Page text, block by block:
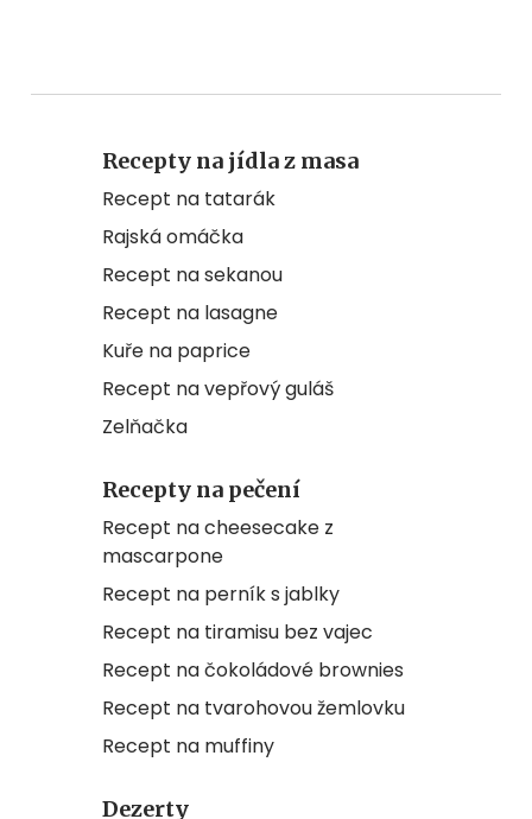
Recepty na jídla z masa
Recept na tatarák
Rajská omáčka
Recept na sekanou
Recept na lasagne
Kuře na paprice
Recept na vepřový guláš
Zelňačka
Recepty na pečení
Recept na cheesecake z
mascarpone
Recept na perník s jablky
Recept na tiramisu bez vajec
Recept na čokoládové brownies
Recept na tvarohovou žemlovku
Recept na muffiny
Dezerty